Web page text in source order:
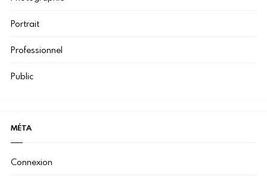
Portrait
Professionnel
Public
MÉTA
Connexion